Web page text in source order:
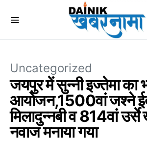
Uncategorized
जयपुर में सुन्नी इज्तेमा का
आयोजन,1500वां जश्ने
मिलादुन्नबी व 814वां उर्से
नवाज मनाया गया